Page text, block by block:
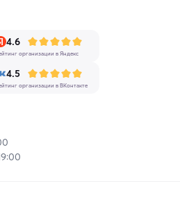
4.6
организации в Яндекс
4.5
организации в ВКонтакте